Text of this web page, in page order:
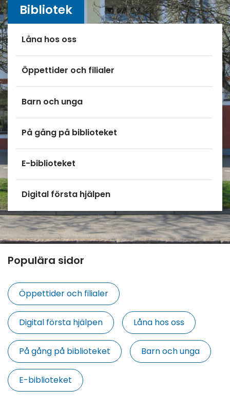
Bibliotek
Undersidor meny
Låna hos oss
Öppettider och filialer
Barn och unga
På gång på biblioteket
E-biblioteket
Digital första hjälpen
Populära sidor
Öppettider och filialer
Digital första hjälpen Låna hos oss
På gång på biblioteket Barn och unga
E-biblioteket